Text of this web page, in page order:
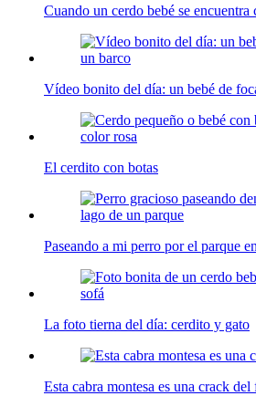
Cuando un cerdo bebé se
Vídeo bonito del día: un bebé de
El cerdito con botas
Paseando a mi perro por el parque
La foto tierna del día: cerdito y gato
Esta cabra montesa es una crack del